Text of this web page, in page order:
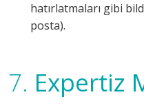
hatırlatmaları gibi
posta).
7. Expertiz